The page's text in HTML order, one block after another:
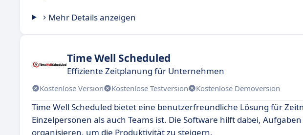
Mehr Details anzeigen
Time Well Scheduled
Effiziente Zeitplanung für Unternehmen
Kostenlose Version Kostenlose Testversion Kostenlose Demoversion
Time Well Scheduled bietet eine benutzerfreundliche Lösung für
Einzelpersonen als auch Teams ist. Die Software hilft dabei,
organisieren, um die Produktivität zu steigern.